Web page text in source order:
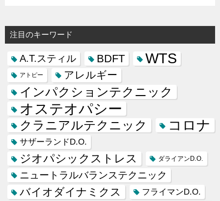
注目のキーワード
A.T.スティル BDFT WTS
アトピー アレルギー
インパクションテクニック
オステオパシー
クラニアルテクニック コロナ
サザーランドD.O.
ジオパシックストレス ダライアンD.O.
ニュートラルバランステクニック
バイオダイナミクス フライマンD.O.